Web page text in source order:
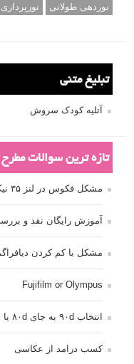
نوردهی طولانی
نورپردازی
تبلیغ متنی
آتلیه کودک سروش
تازه ترین سوالات
مشکل فکوس در لنز ۳۵ نیکون
آموزش رایگان نقد و
مشکل با کم کردن
Fujifilm or Olympus
انتخاب ۹۰d به جای ۸۰d یا خرید لنز؟
کسب درامد از عکاسی